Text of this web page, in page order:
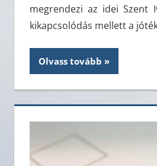
megrendezi az idei Szent
kikapcsolódás mellett a
Olvass tovább